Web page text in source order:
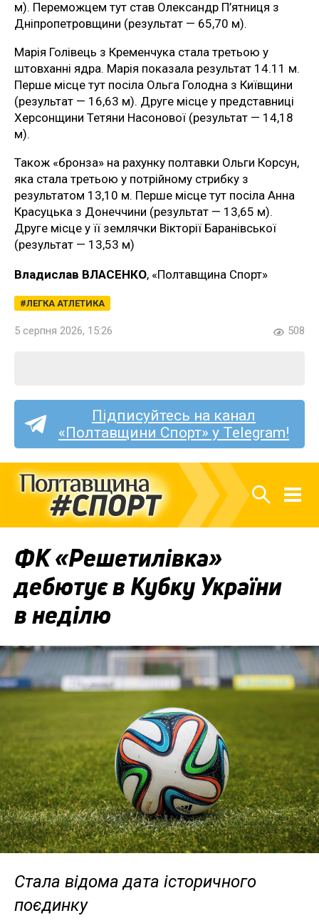
м). Переможцем тут став Олександр П’ятниця з
Дніпропетровщини (результат — 65,70 м).
Марія Голівець з Кременчука стала третьою у
штовханні ядра. Марія показала результат 14.11 м.
Перше місце тут посіла Ольга Голодна з Київщини
(результат — 16,63 м). Друге місце у представниці
Херсонщини Тетяни Насонової (результат — 14,18
м).
Також «бронза» на рахунку полтавки Ольги Корсун,
яка стала третьою у потрійному стрибку з
результатом 13,10 м. Перше місце тут посіла Анна
Красуцька з Донеччини (результат — 13,65 м).
Друге місце у її землячки Вікторії Баранівської
(результат — 13,53 м)
Владислав ВЛАСЕНКО, «Полтавщина Спорт»
ЛЕГКА АТЛЕТИКА
5 серпня 2026, 15:26 508
Підписуйтесь на канал
«Полтавщини Спорт» у Telegram!
ФК «Решетилівка»
дебютує в Кубку України
в неділю
Стала відома дата історичного
поєдинку